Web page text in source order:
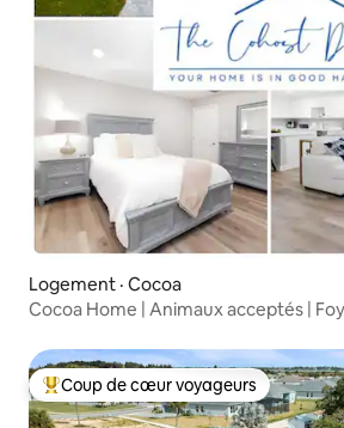
Logement · Cocoa
Cocoa Home | Animaux acceptés |
Coup de cœur voyageurs parmi les
Coup de cœur voyageurs